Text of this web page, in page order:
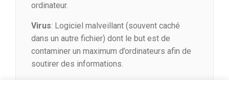
ordinateur.
Virus: Logiciel malveillant (souvent caché
dans un autre fichier) dont le but est de
contaminer un maximum d’ordinateurs afin de
soutirer des informations.